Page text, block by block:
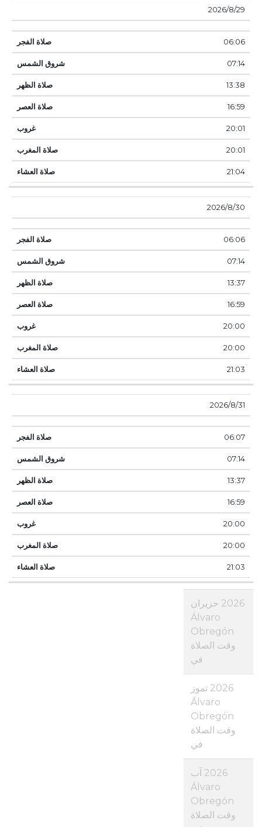
29‏‏/8‏‏/2026
06:06
07:14
13:38
16:59
20:01
20:01
21:04
30‏‏/8‏‏/2026
06:06
07:14
13:37
16:59
20:00
20:00
21:03
31‏‏/8‏‏/2026
06:07
07:14
13:37
16:59
20:00
20:00
21:03
2026 حزيران
Álvaro
Obregón
وقت الصلاة
في
2026 تموز
Álvaro
Obregón
وقت الصلاة
في
2026 آب
Álvaro
Obregón
وقت الصلاة